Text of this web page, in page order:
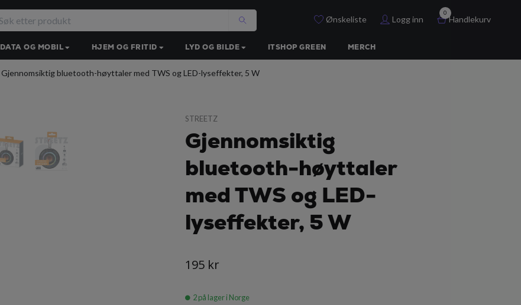
Ønskeliste Logg inn
0
Handlekurv
DATA OG MOBIL HJEM OG FRITID LYD OG BILDE ITSHOP GREEN MERCH
Gjennomsiktig bluetooth-høyttaler med TWS og LED-lyseffekter, 5 W
STREETZ
Gjennomsiktig
bluetooth-høyttaler
med TWS og LED-
lyseffekter, 5 W
195 kr
2på lager i Norge